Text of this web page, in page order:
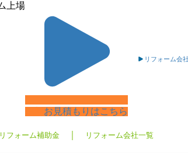
お見積もりはこちら
リフォーム会
リフォーム補助金 リフォーム会社一覧